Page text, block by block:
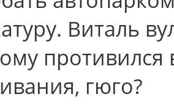
Виталь
противился
гюго?